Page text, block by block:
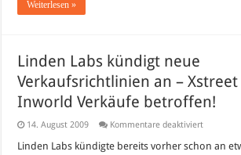
Weiterlesen »
Linden Labs kündigt neue
Verkaufsrichtlinien an – Xstreet
Inworld Verkäufe betroffen!
14. August 2009 Kommentare deaktiviertfür
Labs
Linden Labs kündigte bereits vorher schon an